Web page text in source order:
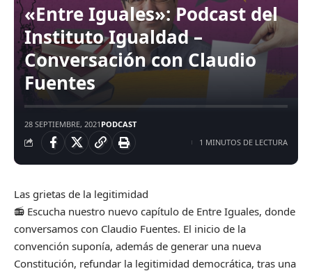
«Entre Iguales»: Podcast del
Instituto Igualdad –
Conversación con Claudio
Fuentes
28 SEPTIEMBRE, 2021 PODCAST
1 MINUTOS DE LECTURA
Las grietas de la legitimidad
📻 Escucha nuestro nuevo capítulo de Entre Iguales, donde
conversamos con Claudio Fuentes. El inicio de la
convención suponía, además de generar una nueva
Constitución, refundar la legitimidad democrática, tras una